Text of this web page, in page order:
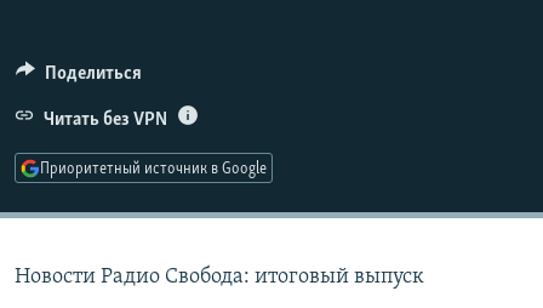
ПОДПИШИТЕСЬ НА РАССЫЛКУ
СОЦИАЛЬНЫЕ СЕТИ
Поделиться
Читать без VPN
Приоритетный источник в Google
Новости Радио Свобода: итоговый выпуск